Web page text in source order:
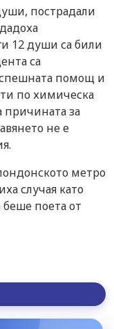
пострадали
12 души са били
са
помощ и
по химическа
причината за
не е
метро
случая като
беше поета от